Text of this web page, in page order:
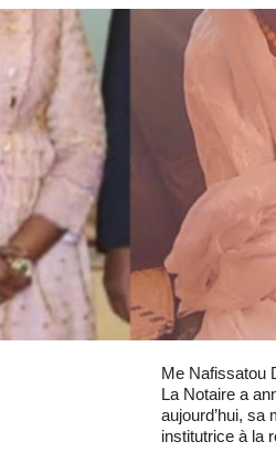
Me Nafissatou
La Notaire a
aujourd’hui, sa
institutrice à la